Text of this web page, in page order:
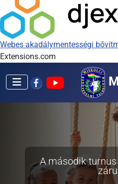
Webes akadálymentességi
Extensions.com
A második